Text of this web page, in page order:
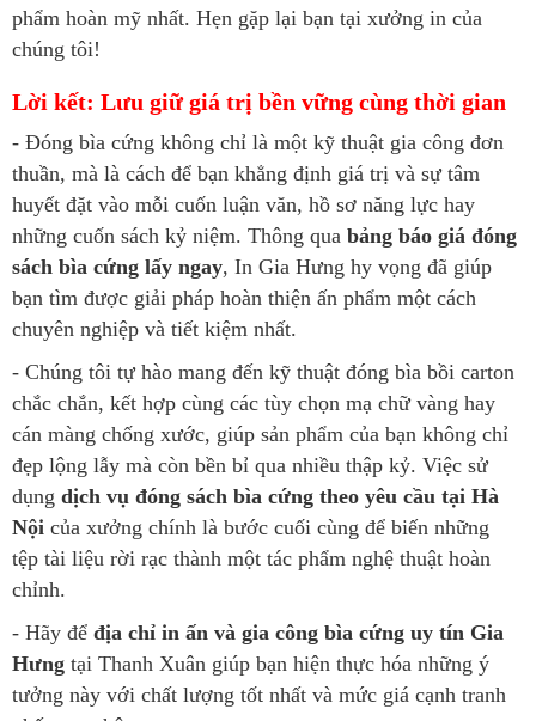
phẩm hoàn mỹ nhất. Hẹn gặp lại bạn tại xưởng in của
chúng tôi!
Lời kết: Lưu giữ giá trị bền vững cùng thời gian
- Đóng bìa cứng không chỉ là một kỹ thuật gia công đơn
thuần, mà là cách để bạn khẳng định giá trị và sự tâm
huyết đặt vào mỗi cuốn luận văn, hồ sơ năng lực hay
những cuốn sách kỷ niệm. Thông qua bảng báo giá đóng
sách bìa cứng lấy ngay, In Gia Hưng hy vọng đã giúp
bạn tìm được giải pháp hoàn thiện ấn phẩm một cách
chuyên nghiệp và tiết kiệm nhất.
- Chúng tôi tự hào mang đến kỹ thuật đóng bìa bồi carton
chắc chắn, kết hợp cùng các tùy chọn mạ chữ vàng hay
cán màng chống xước, giúp sản phẩm của bạn không chỉ
đẹp lộng lẫy mà còn bền bỉ qua nhiều thập kỷ. Việc sử
dụng dịch vụ đóng sách bìa cứng theo yêu cầu tại Hà
Nội của xưởng chính là bước cuối cùng để biến những
tệp tài liệu rời rạc thành một tác phẩm nghệ thuật hoàn
chỉnh.
- Hãy để địa chỉ in ấn và gia công bìa cứng uy tín Gia
Hưng tại Thanh Xuân giúp bạn hiện thực hóa những ý
tưởng này với chất lượng tốt nhất và mức giá cạnh tranh